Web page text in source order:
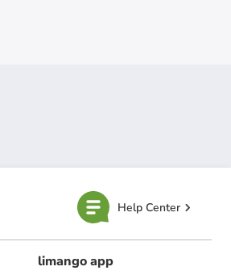
Help Center
limango app